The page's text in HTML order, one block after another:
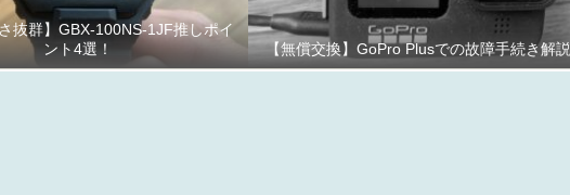
抜群】GBX-100NS-1JF推しポイ
ント4選！
【無償交換】GoPro Plusでの故障手続き解説